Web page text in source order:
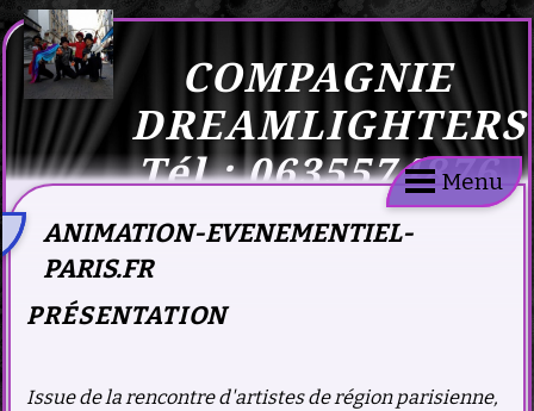
COMPAGNIE
DREAMLIGHTERS
Tél : 0635574876
Menu
ANIMATION-EVENEMENTIEL-
PARIS.FR
PRÉSENTATION
Issue de la rencontre d'artistes de région parisienne,